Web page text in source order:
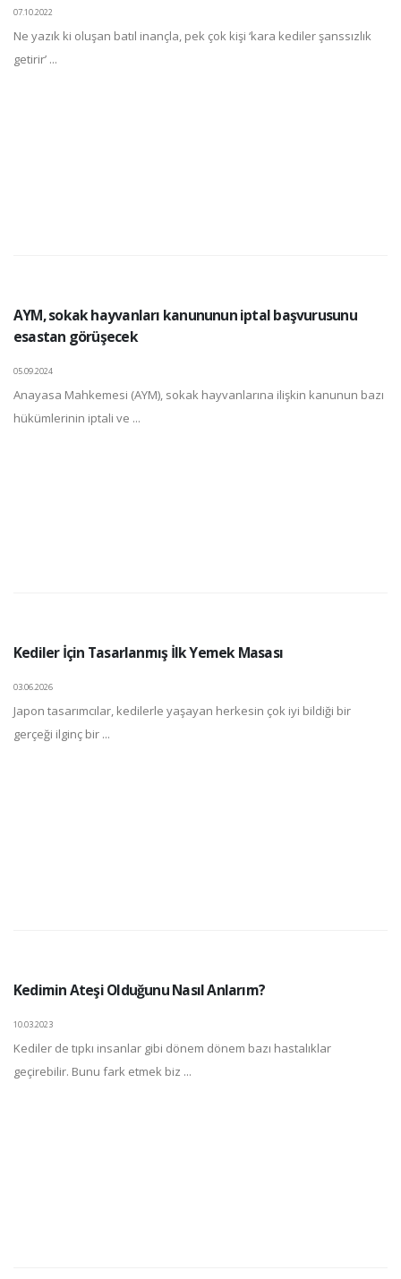
07.10.2022
Ne yazık ki oluşan batıl inançla, pek çok kişi ‘kara kediler şanssızlık
getirir’ ...
AYM, sokak hayvanları kanununun iptal başvurusunu
esastan görüşecek
05.09.2024
Anayasa Mahkemesi (AYM), sokak hayvanlarına ilişkin kanunun bazı
hükümlerinin iptali ve ...
Kediler İçin Tasarlanmış İlk Yemek Masası
03.06.2026
Japon tasarımcılar, kedilerle yaşayan herkesin çok iyi bildiği bir
gerçeği ilginç bir ...
Kedimin Ateşi Olduğunu Nasıl Anlarım?
10.03.2023
Kediler de tıpkı insanlar gibi dönem dönem bazı hastalıklar
geçirebilir. Bunu fark etmek biz ...